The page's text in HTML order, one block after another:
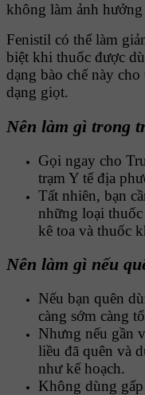
không làm ảnh
Fenistil có thể làm
biệt khi thuốc được
dạng bào chế này
dạng giọt.
Nên làm gì trong
Gọi ngay cho
trạm Y tế địa
Tất nhiên, bạn
những loại
kê toa và thuốc
Nên làm gì nếu
Nếu bạn quên
càng sớm càng
Nhưng nếu gần
liều đã quên và
như kế hoạch.
Không dùng